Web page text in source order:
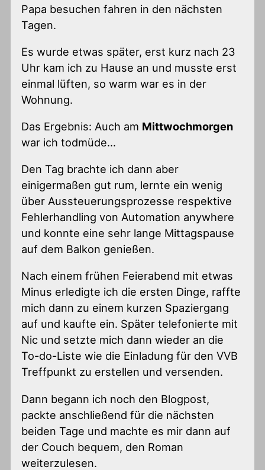
Papa besuchen fahren in den nächsten
Tagen.
Es wurde etwas später, erst kurz nach 23
Uhr kam ich zu Hause an und musste erst
einmal lüften, so warm war es in der
Wohnung.
Das Ergebnis: Auch am Mittwochmorgen
war ich todmüde…
Den Tag brachte ich dann aber
einigermaßen gut rum, lernte ein wenig
über Aussteuerungsprozesse respektive
Fehlerhandling von Automation anywhere
und konnte eine sehr lange Mittagspause
auf dem Balkon genießen.
Nach einem frühen Feierabend mit etwas
Minus erledigte ich die ersten Dinge, raffte
mich dann zu einem kurzen Spaziergang
auf und kaufte ein. Später telefonierte mit
Nic und setzte mich dann wieder an die
To-do-Liste wie die Einladung für den VVB
Treffpunkt zu erstellen und versenden.
Dann begann ich noch den Blogpost,
packte anschließend für die nächsten
beiden Tage und machte es mir dann auf
der Couch bequem, den Roman
weiterzulesen.